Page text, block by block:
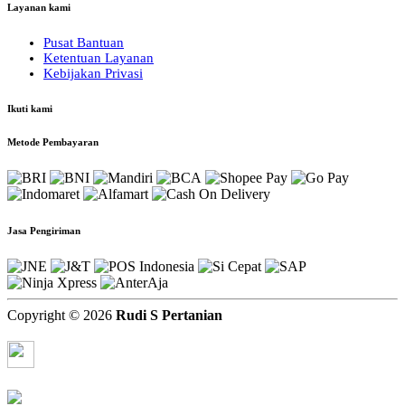
Layanan kami
Pusat Bantuan
Ketentuan Layanan
Kebijakan Privasi
Ikuti kami
Metode Pembayaran
Jasa Pengiriman
Copyright © 2026 Rudi S Pertanian